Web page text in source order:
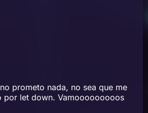
prometo nada, no sea que me
por let down. Vamooooooooos